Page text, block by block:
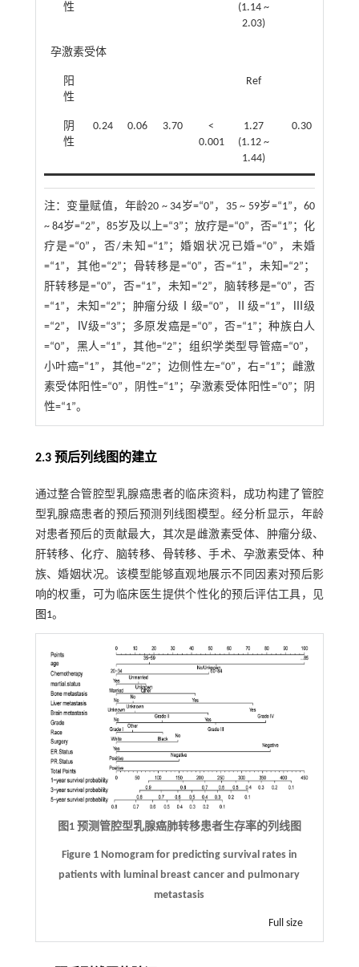
性
(1.14 ~
2.03)
孕激素受体
阳
性
Ref
阴
性
0.24 0.06 3.70
<
0.001
1.27
(1.12 ~
1.44)
0.30
注： 变量赋值，年龄20 ~ 34岁=“0”，35 ~ 59岁=“1”，60
~ 84岁=“2”，85岁及以上=“3”；放疗是=“0”，否=“1”；化
疗是=“0”，否/未知=“1”；婚姻状况已婚=“0”，未婚
=“1”，其他=“2”；骨转移是=“0”，否=“1”，未知=“2”；
肝转移是=“0”，否=“1”，未知=“2”，脑转移是=“0”，否
=“1”，未知=“2”；肿瘤分级Ⅰ级=“0”，Ⅱ级=“1”，Ⅲ级
=“2”，Ⅳ级=“3”；多原发癌是=“0”，否=“1”；种族白人
=“0”，黑人=“1”，其他=“2”；组织学类型导管癌=“0”，
小叶癌=“1”，其他=“2”；边侧性左=“0”，右=“1”；雌激
素受体阳性=“0”，阴性=“1”；孕激素受体阳性=“0”；阴
性=“1”。
2.3 预后列线图的建立
通过整合管腔型乳腺癌患者的临床资料，成功构建了管腔
型乳腺癌患者的预后预测列线图模型。经分析显示，年龄
对患者预后的贡献最大，其次是雌激素受体、肿瘤分级、
肝转移、化疗、脑转移、骨转移、手术、孕激素受体、种
族、婚姻状况。该模型能够直观地展示不同因素对预后影
响的权重，可为临床医生提供个性化的预后评估工具，见
图1。
图1 预测管腔型乳腺癌肺转移患者生存率的列线图
Figure 1 Nomogram for predicting survival rates in
patients with luminal breast cancer and pulmonary
metastasis
Full size